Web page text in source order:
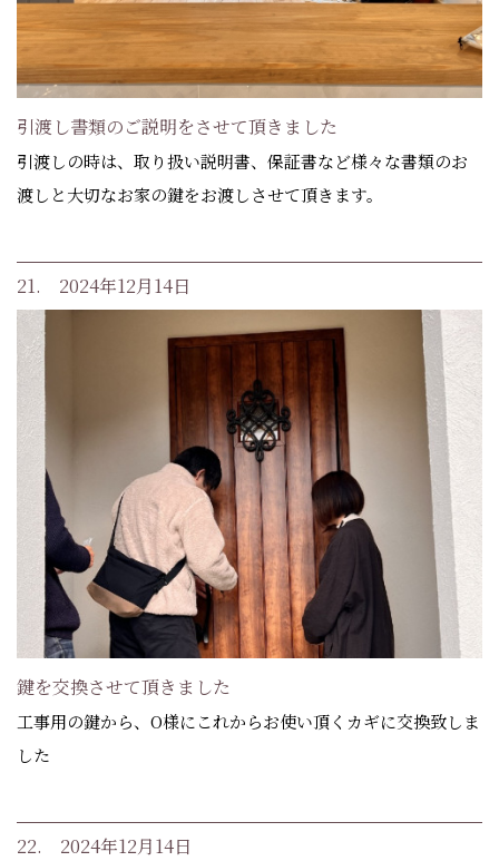
引渡し書類のご説明をさせて頂きました
引渡しの時は、取り扱い説明書、保証書など様々な書類のお
渡しと大切なお家の鍵をお渡しさせて頂きます。
21. 2024年12月14日
鍵を交換させて頂きました
工事用の鍵から、O様にこれからお使い頂くカギに交換致しま
した
22. 2024年12月14日